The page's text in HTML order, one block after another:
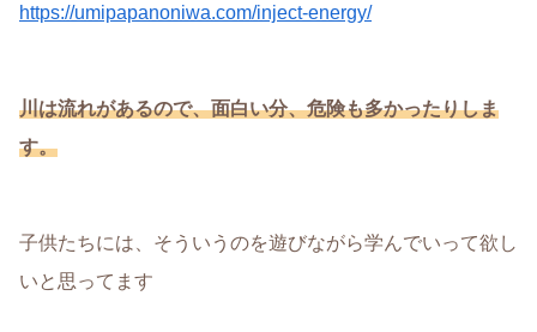
https://umipapanoniwa.com/inject-energy/
川は流れがあるので、面白い分、危険も多かったりしま
す。
子供たちには、そういうのを遊びながら学んでいって欲し
いと思ってます